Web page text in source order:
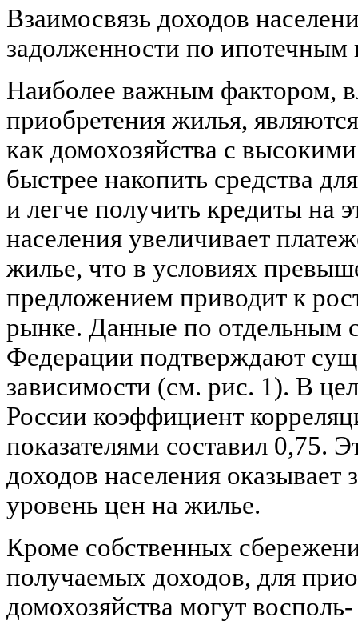
Взаимосвязь доходов
задолженности по ипотечным
Наиболее важным фактором,
приобретения жилья,
как домохозяйства с
быстрее накопить средства
и легче получить кредиты на
населения увеличивает
жилье, что в условиях
предложением приводит к
рынке. Данные по отдельным
Федерации подтверждают
зависимости (см. рис. 1). В
России коэффициент
показателями составил 0,75.
доходов населения оказывает
уровень цен на жилье.
Кроме собственных
получаемых доходов, для
домохозяйства могут восполь-